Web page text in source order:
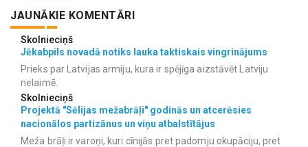
JAUNĀKIE KOMENTĀRI
Skolnieciņš
Jēkabpils novadā notiks lauka taktiskais vingrinājums
Prieks par Latvijas armiju, kura ir spējīga aizstāvēt Latviju
nelaimē.
Skolnieciņš
Projektā "Sēlijas mežabrāļi" godinās un atcerēsies
nacionālos partizānus un viņu atbalstītājus
Meža brāļi ir varoņi, kuri cīnijās pret padomju okupāciju, pret